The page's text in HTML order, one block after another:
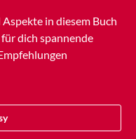
in diesem Buch
dich spannende